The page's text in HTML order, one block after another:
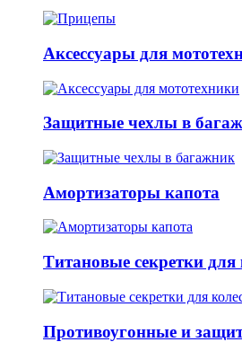
Аксессуары для
Защитные чехлы в
Амортизаторы капота
Титановые секретки для
Противоугонные и